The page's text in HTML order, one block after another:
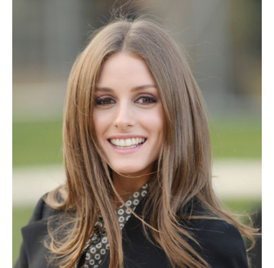
https://cdn.okmag.de
オリヴィアパレルモのすっぴん
オリヴィア・パレルモのすっぴんです。
少し幼くなりますが、美貌はそのままです。